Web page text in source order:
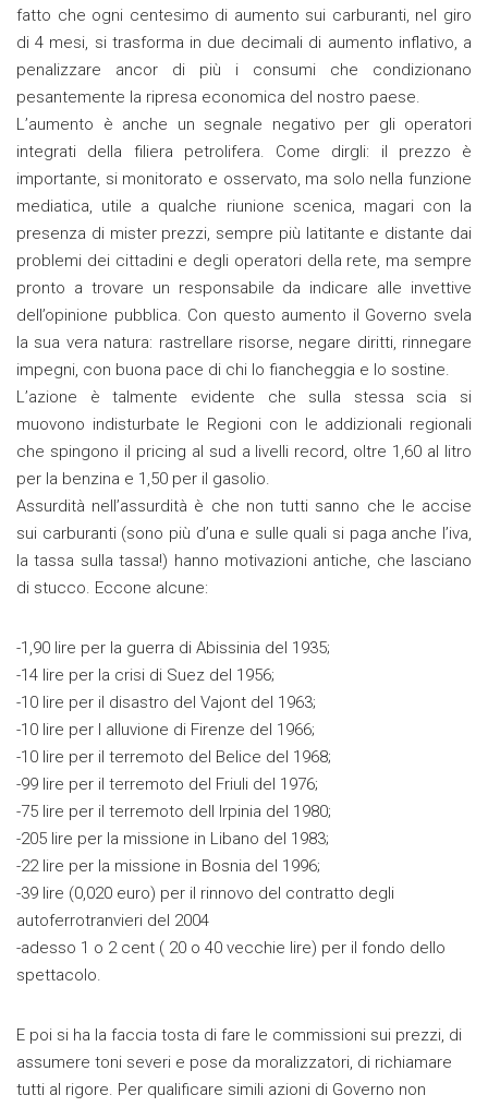
fatto che ogni centesimo di aumento sui carburanti, nel giro
di 4 mesi, si trasforma in due decimali di aumento inflativo, a
penalizzare ancor di più i consumi che condizionano
pesantemente la ripresa economica del nostro paese.
L’aumento è anche un segnale negativo per gli operatori
integrati della filiera petrolifera. Come dirgli: il prezzo è
importante, si monitorato e osservato, ma solo nella funzione
mediatica, utile a qualche riunione scenica, magari con la
presenza di mister prezzi, sempre più latitante e distante dai
problemi dei cittadini e degli operatori della rete, ma sempre
pronto a trovare un responsabile da indicare alle invettive
dell’opinione pubblica. Con questo aumento il Governo svela
la sua vera natura: rastrellare risorse, negare diritti, rinnegare
impegni, con buona pace di chi lo fiancheggia e lo sostine.
L’azione è talmente evidente che sulla stessa scia si
muovono indisturbate le Regioni con le addizionali regionali
che spingono il pricing al sud a livelli record, oltre 1,60 al litro
per la benzina e 1,50 per il gasolio.
Assurdità nell’assurdità è che non tutti sanno che le accise
sui carburanti (sono più d’una e sulle quali si paga anche l’iva,
la tassa sulla tassa!) hanno motivazioni antiche, che lasciano
di stucco. Eccone alcune:
-1,90 lire per la guerra di Abissinia del 1935;
-14 lire per la crisi di Suez del 1956;
-10 lire per il disastro del Vajont del 1963;
-10 lire per l alluvione di Firenze del 1966;
-10 lire per il terremoto del Belice del 1968;
-99 lire per il terremoto del Friuli del 1976;
-75 lire per il terremoto dell Irpinia del 1980;
-205 lire per la missione in Libano del 1983;
-22 lire per la missione in Bosnia del 1996;
-39 lire (0,020 euro) per il rinnovo del contratto degli
autoferrotranvieri del 2004
-adesso 1 o 2 cent ( 20 o 40 vecchie lire) per il fondo dello
spettacolo.
E poi si ha la faccia tosta di fare le commissioni sui prezzi, di
assumere toni severi e pose da moralizzatori, di richiamare
tutti al rigore. Per qualificare simili azioni di Governo non